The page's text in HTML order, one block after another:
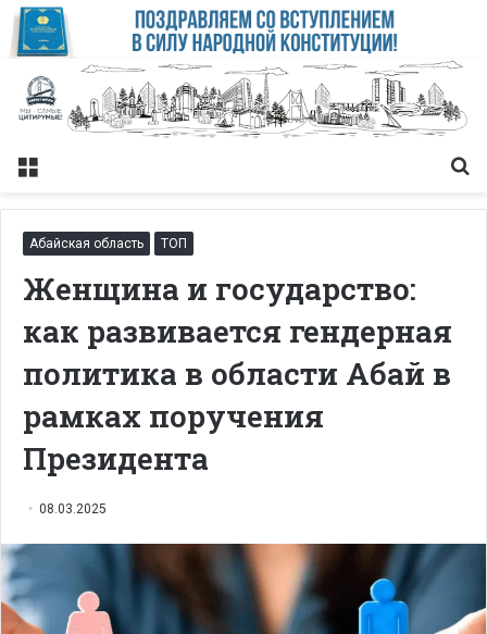
Меню
Абайская область ТОП
Женщина и государство:
как развивается гендерная
политика в области Абай в
рамках поручения
Президента
08.03.2025